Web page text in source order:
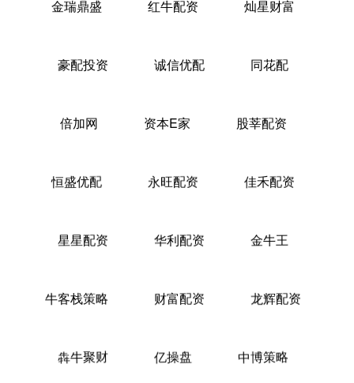
金瑞鼎盛 红牛配资 灿星财富
豪配投资 诚信优配 同花配
倍加网 资本E家 股莘配资
恒盛优配 永旺配资 佳禾配资
星星配资 华利配资 金牛王
牛客栈策略 财富配资 龙辉配资
犇牛聚财 亿操盘 中博策略